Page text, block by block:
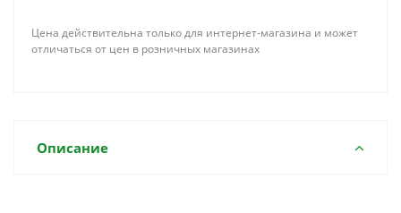
Цена действительна только для интернет-магазина и может
отличаться от цен в розничных магазинах
Описание